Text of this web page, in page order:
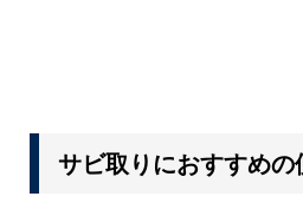
サビ取りにおすすめ